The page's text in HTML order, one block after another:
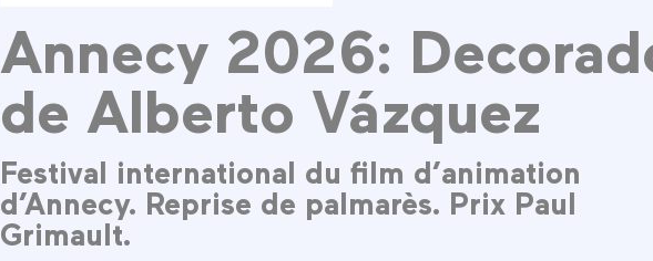
Annecy 2026:
de Alberto Vázquez
Festival international du film d’animation
d’Annecy. Reprise de palmarès. Prix Paul
Grimault.